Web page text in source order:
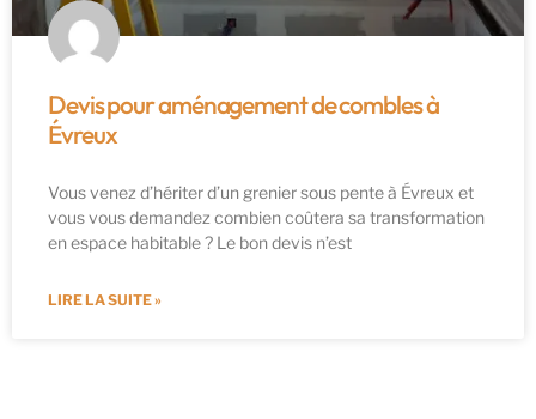
Devis pour aménagement de combles à
Évreux
Vous venez d’hériter d’un grenier sous pente à Évreux et
vous vous demandez combien coûtera sa transformation
en espace habitable ? Le bon devis n’est
LIRE LA SUITE »